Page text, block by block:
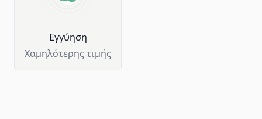
Eγγύηση
Χαμηλότερης τιμής